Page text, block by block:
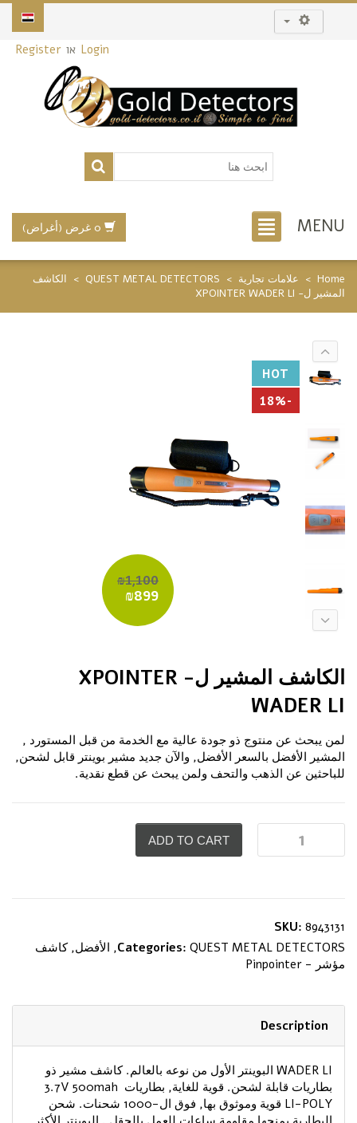
Loginאו Register
MENU 0 غرض (أغراض)
Home
> علامات تجارية >
QUEST METAL DETECTORS
>
الكاشف
المشير ل- XPOINTER WADER LI
HOT
₪1,100
₪899
الكاشف المشير ل- XPOINTER
WADER LI
لمن يبحث عن منتوج ذو جودة عالية مع الخدمة من قبل المستورد ,
المشير الأفضل بالسعر الأفضل, والآن جديد مشير بوينتر قابل لشحن,
للباحثين عن الذهب والتحف ولمن يبحث عن قطع نقدية.
ADD TO CART
SKU:8943131
Categories:QUEST METAL DETECTORS
, الأفضل, كاشف
مؤشر - Pinpointer
Description
WADER LI البوينتر الأول من نوعه بالعالم. كاشف مشير ذو
بطاريات قابلة لشحن. قوية للغاية, بطاريات 3.7V 500mah
LI-POLY قوية وموثوق بها, فوق ال-1000 شحنات. شحن